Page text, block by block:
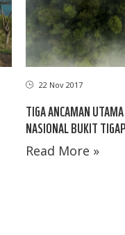
22 Nov 2017
TIGA ANCAMAN
NASIONAL BUKIT
Read More »